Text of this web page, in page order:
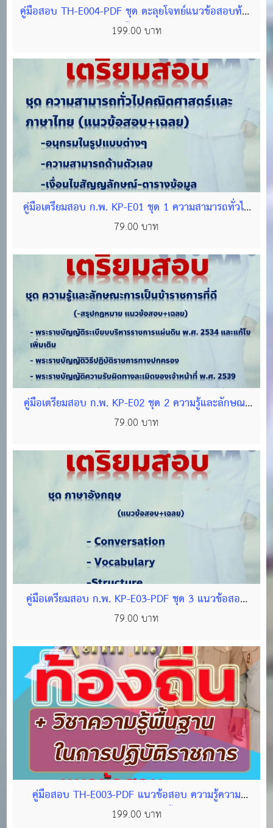
คู่มือสอบ TH-E004-PDF ชุด ตะลุยโจทย์แนวข้อสอบท้อง
ถิ่น (ภาค ก) วิชา ความรู้พื้นฐานในการปฏิบัติราชการ #2
199.00 บาท
คู่มือเตรียมสอบ ก.พ. KP-E01 ชุด 1 ความสามารถทั่วไป
คณิตศาสตร์เเละภาษาไทย (ไฟล์ PDF 296 หน้า)
79.00 บาท
คู่มือเตรียมสอบ ก.พ. KP-E02 ชุด 2 ความรู้และลักษณะ
การเป็นข้าราชการที่ดี (ไฟล์ PDF 577 หน้า)
79.00 บาท
คู่มือเตรียมสอบ ก.พ. KP-E03-PDF ชุด 3 แนวข้อสอบ
ภาษาอังกฤษ พร้อมเฉลย (ไฟล์ PDF 605 หน้า)
79.00 บาท
คู่มือสอบ TH-E003-PDF แนวข้อสอบ ความรู้ความ
สามารถทั่วไป(ภาค ก) วิชา ความรู้พื้นฐานในการปฏิบัติ
199.00 บาท